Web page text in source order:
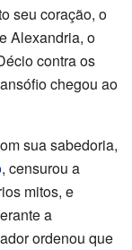
seu coração, o
Alexandria, o
contra os
chegou ao
sua sabedoria,
, censurou a
mitos, e
a
ordenou que